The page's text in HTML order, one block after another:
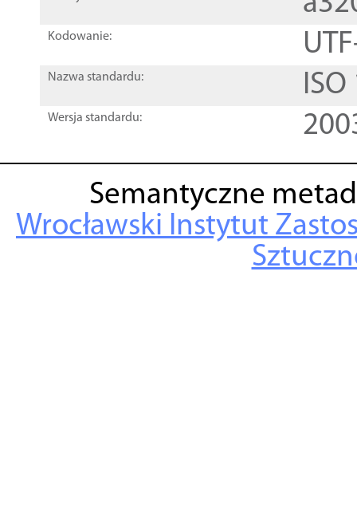
Kodowanie:
Nazwa standardu:
Wersja standardu:
Semantyczne
Wrocławski Instytut